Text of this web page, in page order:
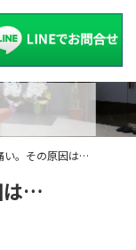
い。その原因は…
は…